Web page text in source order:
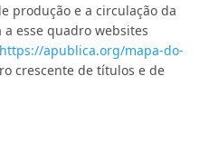
produção e a circulação da
esse quadro websites
https://apublica.org/mapa-do-
crescente de títulos e de